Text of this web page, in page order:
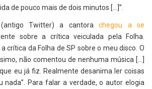
de pouco mais de dois minutos [...]”.
Twitter) a cantorachegou a se
sobre a crítica veiculada pela Folha.
crítica da Folha de SP sobre o meu disco. O
não comentou de nenhuma música [...]
eu já fiz. Realmente desanima ler coisas
nada”. Para falar a verdade, o autor elogia